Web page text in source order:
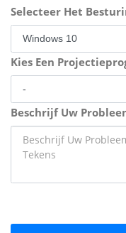
Selecteer Het
Kies Een
Beschrijf Uw